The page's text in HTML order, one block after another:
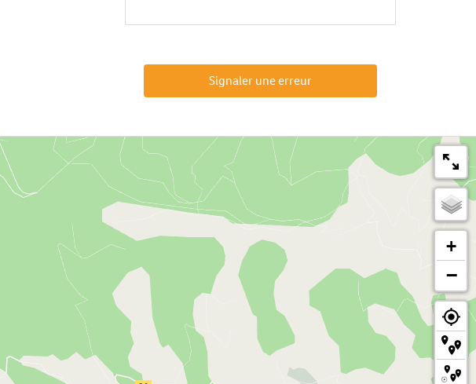
Signaler une erreur
+
−